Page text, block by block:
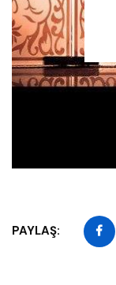
PAYLAŞ: